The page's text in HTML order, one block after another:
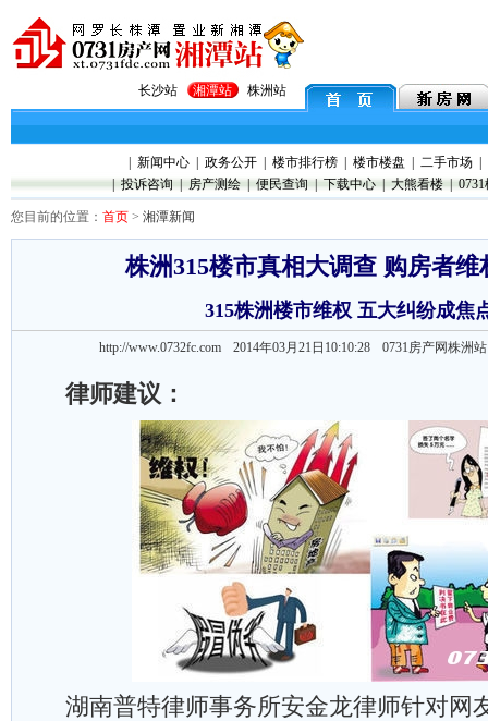
长沙站 湘潭站 株洲站
新闻中心 政务公开 楼市排行榜 楼市楼盘 二手市场
投诉咨询 房产测绘 便民查询 下载中心 大熊看楼
您目前的位置： 首页 > 湘潭新闻
株洲315楼市真相大调查 购房者维
315株洲楼市维权 五大纠纷成焦
http://www.0732fc.com 2014年03月21日10:10:28 0731房产网株洲
律师建议：
湖南普特律师事务所安金龙律师针对网